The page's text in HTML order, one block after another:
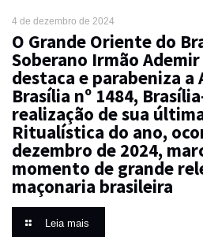
4 de dezembro de 2024
O Grande Oriente do
Soberano Irmão
destaca e parabeniza a
Brasília nº 1484,
realização de sua
Ritualística do ano,
dezembro de 2024,
momento de grande
maçonaria brasileira
Leia mais